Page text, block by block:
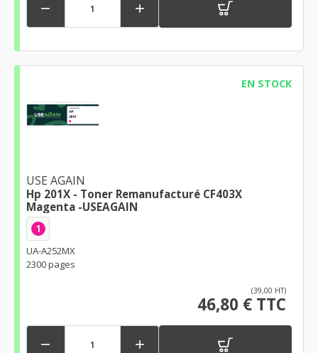
 
EN STOCK
USE AGAIN
Hp 201X - Toner Remanufacturé CF403X
Magenta -USEAGAIN
1
UA-A252MX
2300 pages
(39,00 HT)
46,80 € TTC
 